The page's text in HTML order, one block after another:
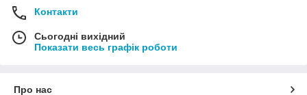
Контакти
Сьогодні вихідний
Показати весь графік роботи
Про нас